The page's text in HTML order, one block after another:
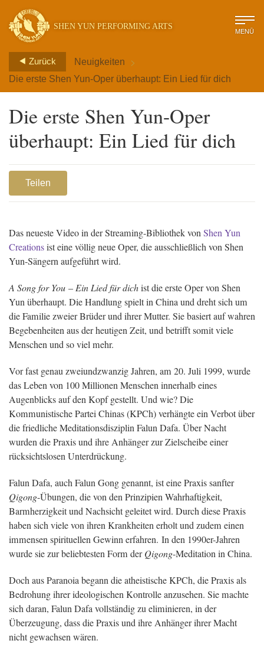
SHEN YUN PERFORMING ARTS MENÜ
Zurück Neuigkeiten >
Die erste Shen Yun-Oper überhaupt: Ein Lied für dich
Die erste Shen Yun-Oper
überhaupt: Ein Lied für dich
Teilen
Das neueste Video in der Streaming-Bibliothek vonShen Yun
Creationsist eine völlig neue Oper, die ausschließlich von Shen
Yun-Sängern aufgeführt wird.
A Song for You – Ein Lied für dichist die erste Oper von Shen
Yun überhaupt. Die Handlung spielt in China und dreht sich um
die Familie zweier Brüder und ihrer Mutter. Sie basiert auf wahren
Begebenheiten aus der heutigen Zeit, und betrifft somit viele
Menschen und so viel mehr.
Vor fast genau zweiundzwanzig Jahren, am 20. Juli 1999, wurde
das Leben von 100 Millionen Menschen innerhalb eines
Augenblicks auf den Kopf gestellt. Und wie? Die
Kommunistische Partei Chinas (KPCh) verhängte ein Verbot über
die friedliche Meditationsdisziplin Falun Dafa. Über Nacht
wurden die Praxis und ihre Anhänger zur Zielscheibe einer
rücksichtslosen Unterdrückung.
Falun Dafa, auch Falun Gong genannt, ist eine Praxis sanfter
Qigong-Übungen, die von den Prinzipien Wahrhaftigkeit,
Barmherzigkeit und Nachsicht geleitet wird. Durch diese Praxis
haben sich viele von ihren Krankheiten erholt und zudem einen
immensen spirituellen Gewinn erfahren. In den 1990er-Jahren
wurde sie zur beliebtesten Form derQigong-Meditation in China.
Doch aus Paranoia begann die atheistische KPCh, die Praxis als
Bedrohung ihrer ideologischen Kontrolle anzusehen. Sie machte
sich daran, Falun Dafa vollständig zu eliminieren, in der
Überzeugung, dass die Praxis und ihre Anhänger ihrer Macht
nicht gewachsen wären.